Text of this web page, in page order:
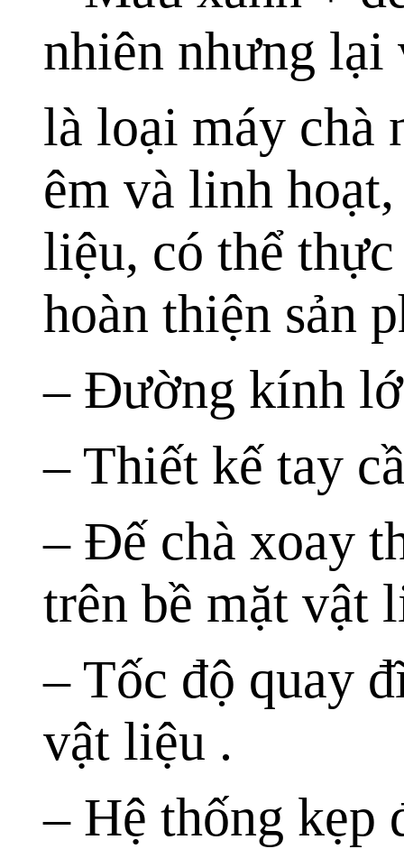
nhiên nhưng lại
là loại máy chà
êm và linh
liệu, có thể
hoàn thiện sản
– Đường kính
– Thiết kế tay
– Đế chà xoay
trên bề mặt vật
– Tốc độ quay
vật liệu .
– Hệ thống kẹp